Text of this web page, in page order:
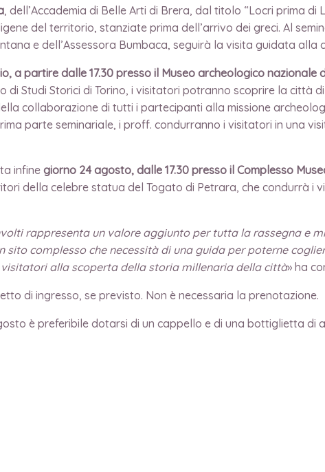
, dell’Accademia di Belle Arti di Brera, dal titolo “Locri prima di
del territorio, stanziate prima dell’arrivo dei greci. Al
e dell’Assessora Bumbaca, seguirà la visita guidata alla
a partire dalle 17.30 presso il Museo archeologico nazionale
di Studi Storici di Torino, i visitatori potranno scoprire la città
collaborazione di tutti i partecipanti alla missione
parte seminariale, i proff. condurranno i visitatori in una
infine giorno 24 agosto, dalle 17.30 presso il Complesso
della celebre statua del Togato di Petrara, che condurrà
rappresenta un valore aggiunto per tutta la rassegna e
sito complesso che necessità di una guida per poterne
alla scoperta della storia millenaria della città» ha
di ingresso, se previsto. Non è necessaria la prenotazione.
è preferibile dotarsi di un cappello e di una bottiglietta di